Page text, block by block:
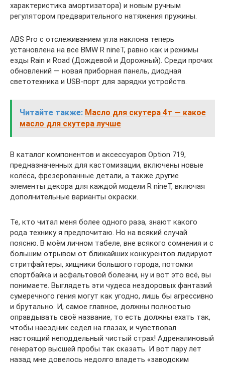
характеристика амортизатора) и новым ручным
регулятором предварительного натяжения пружины.
ABS Pro с отслеживанием угла наклона теперь
установлена на все BMW R nineT, равно как и режимы
езды Rain и Road (Дождевой и Дорожный). Среди прочих
обновлений — новая приборная панель, диодная
светотехника и USB-порт для зарядки устройств.
Читайте также: Масло для скутера 4т — какое
масло для скутера лучше
В каталог компонентов и аксессуаров Option 719,
предназначенных для кастомизации, включены новые
колёса, фрезерованные детали, а также другие
элементы декора для каждой модели R nineT, включая
дополнительные варианты окраски.
Те, кто читал меня более одного раза, знают какого
рода технику я предпочитаю. Но на всякий случай
поясню. В моём личном табеле, вне всякого сомнения и с
большим отрывом от ближайших конкурентов лидируют
стритфайтеры, хищники большого города, потомки
спортбайка и асфальтовой болезни, ну и вот это всё, вы
понимаете. Выглядеть эти чудеса нездоровых фантазий
сумеречного гения могут как угодно, лишь бы агрессивно
и брутально. И, самое главное, должны полностью
оправдывать своё название, то есть должны ехать так,
чтобы наездник седел на глазах, и чувствовал
настоящий неподдельный чистый страх! Адреналиновый
генератор высшей пробы так сказать. И вот пару лет
назад мне довелось недолго владеть «заводским